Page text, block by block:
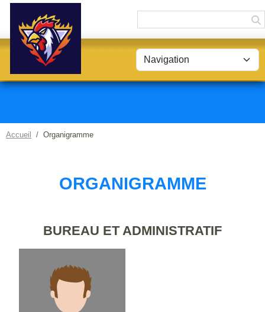
Accueil Organigramme
ORGANIGRAMME
BUREAU ET ADMINISTRATIF